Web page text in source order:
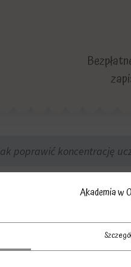
poprawić koncentrację
w
Akademia w